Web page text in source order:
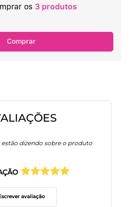
os 3produtos
Comprar
estão dizendo sobre o produto
avaliação